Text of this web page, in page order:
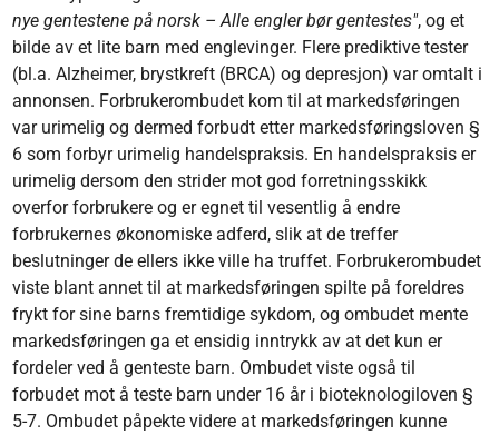
nye gentestene på norsk – Alle engler bør gentestes", og et
bilde av et lite barn med englevinger. Flere prediktive tester
(bl.a. Alzheimer, brystkreft (BRCA) og depresjon) var omtalt i
annonsen. Forbrukerombudet kom til at markedsføringen
var urimelig og dermed forbudt etter markedsføringsloven §
6 som forbyr urimelig handelspraksis. En handelspraksis er
urimelig dersom den strider mot god forretningsskikk
overfor forbrukere og er egnet til vesentlig å endre
forbrukernes økonomiske adferd, slik at de treffer
beslutninger de ellers ikke ville ha truffet. Forbrukerombudet
viste blant annet til at markedsføringen spilte på foreldres
frykt for sine barns fremtidige sykdom, og ombudet mente
markedsføringen ga et ensidig inntrykk av at det kun er
fordeler ved å genteste barn. Ombudet viste også til
forbudet mot å teste barn under 16 år i bioteknologiloven §
5-7. Ombudet påpekte videre at markedsføringen kunne